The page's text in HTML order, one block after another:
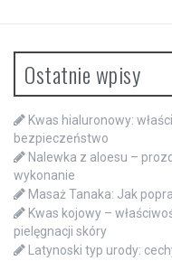
Ostatnie wpisy
Kwas hialuronowy:
bezpieczeństwo
Nalewka z aloesu –
wykonanie
Masaż Tanaka: Jak
Kwas kojowy –
pielęgnacji skóry
Latynoski typ urody: